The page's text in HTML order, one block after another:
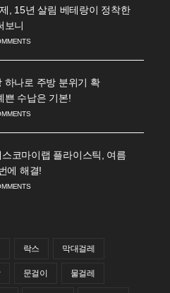
, 15년 살림 베테랑이 정착한
보니
하나로 주방 분위기 확
쁜 수납은 기본!
코마이랩 플라이스틱, 여름
에 해결!
락스 막대걸레
문걸이 물걸레